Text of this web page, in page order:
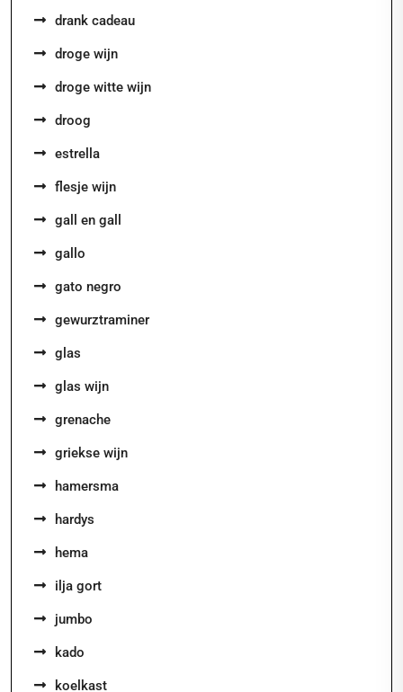
drank cadeau
droge wijn
droge witte wijn
droog
estrella
flesje wijn
gall en gall
gallo
gato negro
gewurztraminer
glas
glas wijn
grenache
griekse wijn
hamersma
hardys
hema
ilja gort
jumbo
kado
koelkast